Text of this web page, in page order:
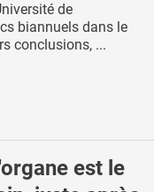
de
biannuels dans le
conclusions, ...
est le